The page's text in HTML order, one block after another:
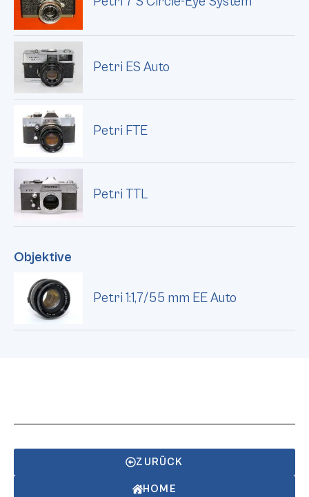
Petri ES Auto
Petri FTE
Petri TTL
Objektive
Petri 1:1,7/55 mm EE Auto
ZURÜCK
HOME